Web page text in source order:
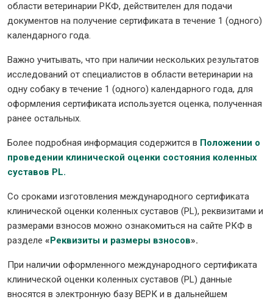
области ветеринарии РКФ, действителен для подачи
документов на получение сертификата в течение 1 (одного)
календарного года.
Важно учитывать, что при наличии нескольких результатов
исследований от специалистов в области ветеринарии на
одну собаку в течение 1 (одного) календарного года, для
оформления сертификата используется оценка, полученная
ранее остальных.
Более подробная информация содержится в Положении о
проведении клинической оценки состояния коленных
суставов PL.
Со сроками изготовления международного сертификата
клинической оценки коленных суставов (PL), реквизитами и
размерами взносов можно ознакомиться на сайте РКФ в
разделе «Реквизиты и размеры взносов».
При наличии оформленного международного сертификата
клинической оценки коленных суставов (PL) данные
вносятся в электронную базу ВЕРК и в дальнейшем